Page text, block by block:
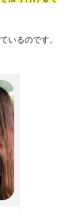
いるのです。